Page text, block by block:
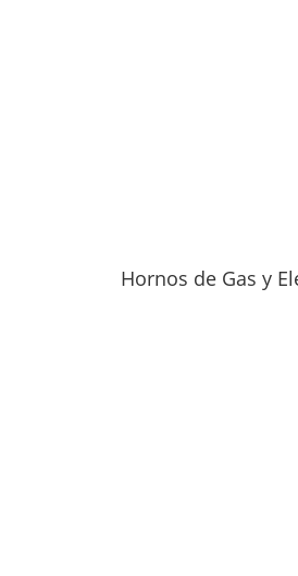
Hornos de Gas y